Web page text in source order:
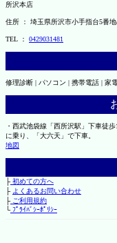
所沢本店
住所 ： 埼玉県所沢市小手指台5番
TEL ： 0429031481
修理診断 | パソコン | 携帯電話 | 家
・西武池袋線「西所沢駅」下車徒
に乗り、「大六天」で下車。
地図
├初めての方へ
├ よくあるお問い合わせ
├ご利用規約
└ﾌﾟﾗｲﾊﾞｼｰﾎﾟﾘｼｰ